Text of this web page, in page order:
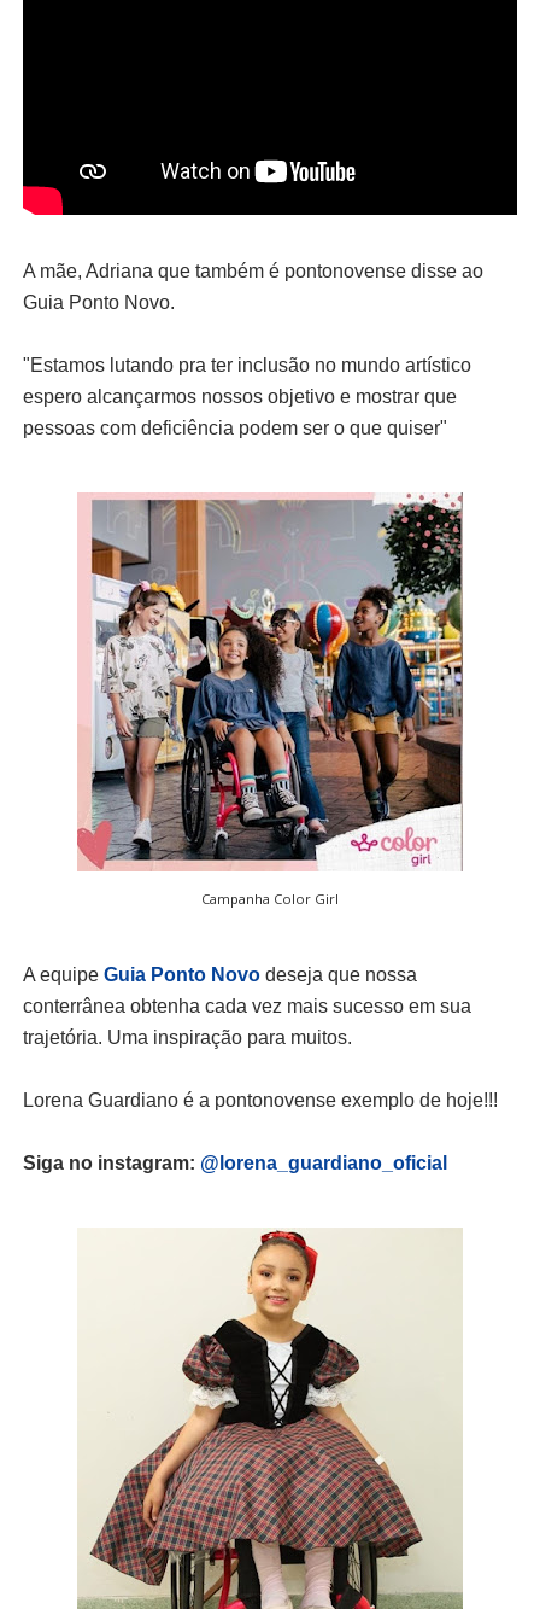
A mãe, Adriana que também é pontonovense disse ao
Guia Ponto Novo.
"Estamos lutando pra ter inclusão no mundo artístico
espero alcançarmos nossos objetivo e mostrar que
pessoas com deficiência podem ser o que quiser"
Campanha Color Girl
A equipe Guia Ponto Novodeseja que nossa
conterrânea obtenha cada vez mais sucesso em sua
trajetória. Uma inspiração para muitos.
Lorena Guardiano é a pontonovense exemplo de hoje!!!
Siga no instagram: @lorena_guardiano_oficial